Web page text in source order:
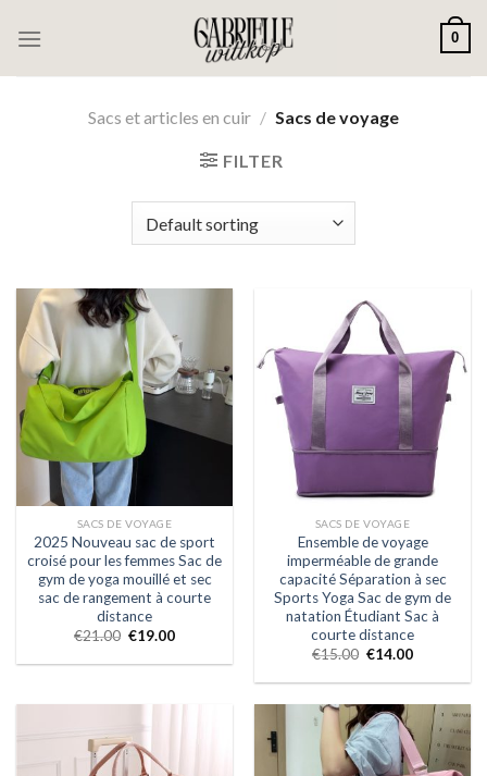
0
Sacs et articles en cuir / Sacs de voyage
FILTER
SACS DE VOYAGE
2025 Nouveau sac de sport
croisé pour les femmes Sac de
gym de yoga mouillé et sec
sac de rangement à courte
distance
€21.00 €19.00
SACS DE VOYAGE
Ensemble de voyage
imperméable de grande
capacité Séparation à sec
Sports Yoga Sac de gym de
natation Étudiant Sac à
courte distance
€15.00 €14.00